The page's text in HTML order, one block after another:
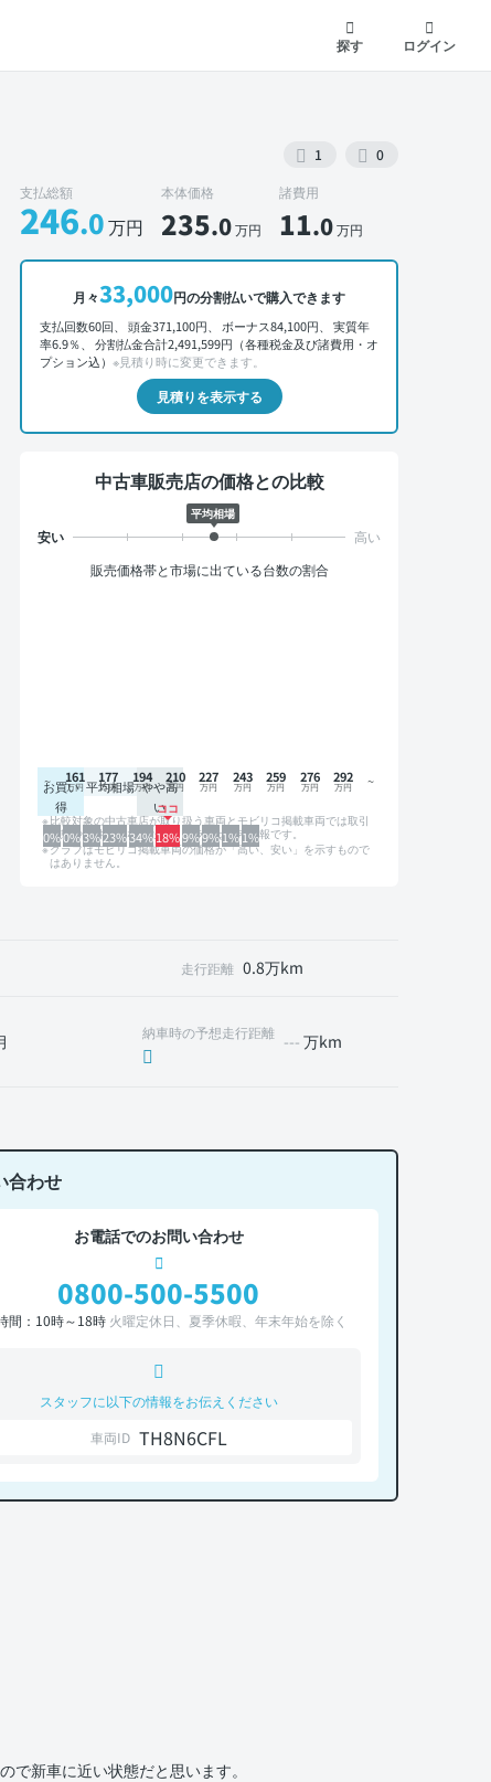
探す
ログイン
1 0
支払総額
246.0万円
本体価格
235.0万円
諸費用
11.0万円
月々33,000円の分割払いで購入できます
支払回数60回、 頭金371,100円、 ボーナス84,100円、 実質年
率6.9％、 分割払金合計2,491,599円（各種税金及び諸費用・オ
プション込） ※見積り時に変更できます。
見積りを表示する
中古車販売店の価格との比較
平均相場
販売価格帯と市場に出ている台数の割合
お買い
得
平均相場 やや高
い
0%0%3%23%34%18%9%9%1%1%
161 177 194 210 227 243 259 276 292
比較対象の中古車店が取り扱う車両とモビリコ掲載車両では取引
形態や条件が異なるため、グラフは参考情報です。
グラフはモビリコ掲載車両の価格が「高い、安い」を示すもので
はありません。
走行距離 0.8万km
納車時の予想走行距離 --- 万km
合わせ
お電話でのお問い合わせ
0800-500-5500
間：10時～18時 火曜定休日、夏季休暇、年末年始を除く
スタッフに以下の情報をお伝えください
車両ID TH8N6CFL
新車に近い状態だと思います。